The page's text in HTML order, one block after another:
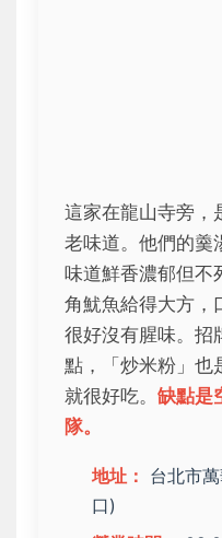
這家在龍山寺旁，
老味道。他們的羹
味道鮮香濃郁但不
角魷魚給得大方，
很好沒有腥味。招
點，「炒米粉」也
就很好吃。 缺點是
隊。
地址： 台北市
口)